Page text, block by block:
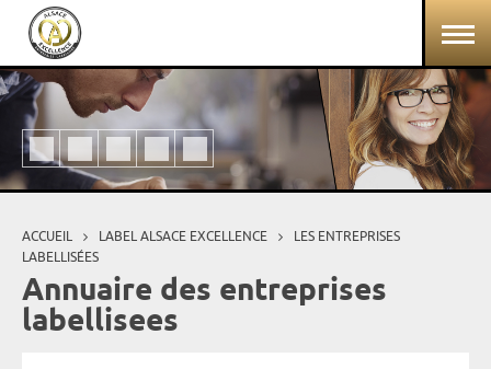
Aller au contenu principal
Vous êtes ici
ACCUEIL LABEL ALSACE EXCELLENCE
LES ENTREPRISES
LABELLISÉES
Annuaire des entreprises
labellisees
Panneau de gestion des cookies